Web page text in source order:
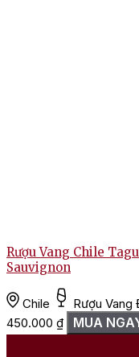
Rượu Vang Chile
Sauvignon
Chile Rượu Vang
450.000 ₫ MUA